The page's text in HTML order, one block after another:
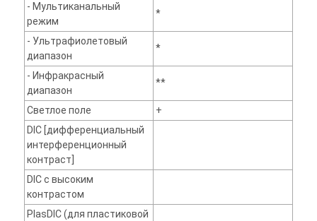
- Мультиканальный
режим
*
- Ультрафиолетовый
диапазон
*
- Инфракрасный
диапазон
**
Светлое поле
+
DIC [дифференциальный
интерференционный
контраст]
DIC с высоким
контрастом
PlasDIC (для пластиковой